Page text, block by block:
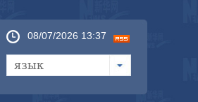
08/07/2026 13:37
язык